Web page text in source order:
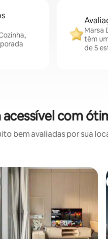
Marsa
têm
de 5
com
bem avaliadas por sua